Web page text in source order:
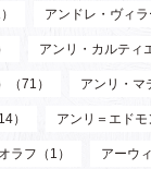
アンドレ・ヴィラ
アンリ・カルティ
71） アンリ・マ
） アンリ＝エド
ラフ（1） アーウ